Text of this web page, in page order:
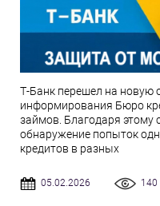
Т-Банк перешел на новую
информирования Бюро
займов. Благодаря
обнаружение попыток
кредитов в разных
05.02.2026 140